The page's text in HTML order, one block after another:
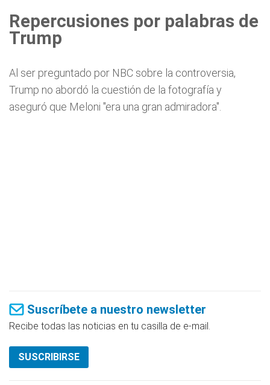
Repercusiones por palabras de
Trump
Al ser preguntado por NBC sobre la controversia,
Trump no abordó la cuestión de la fotografía y
aseguró que Meloni "era una gran admiradora".
Suscríbete a nuestro newsletter
Recibe todas las noticias en tu casilla de e-mail.
SUSCRIBIRSE